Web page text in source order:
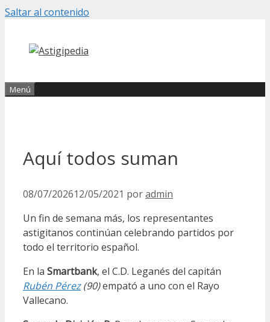
Saltar al contenido
Menú
Aquí todos suman
08/07/202612/05/2021 poradmin
Un fin de semana más, los representantes
astigitanos continúan celebrando partidos por
todo el territorio español.
En la Smartbank, el C.D. Leganés del capitán
Rubén Pérez(90)empató a uno con el Rayo
Vallecano.